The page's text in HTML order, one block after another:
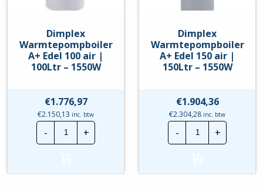
Dimplex
Warmtepompboiler
A+ Edel 100 air |
100Ltr – 1550W
€1.776,97
€2.150,13 inc. btw
-
Dimplex
Warmtepompboiler
A+
air
+
Dimplex
Warmtepompboiler
A+ Edel 150 air |
150Ltr – 1550W
€1.904,36
€2.304,28 inc. btw
-
Dimplex
A+
air
+